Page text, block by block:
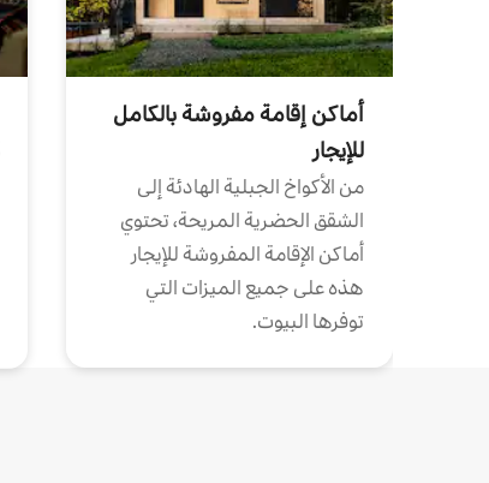
أماكن إقامة مفروشة بالكامل
للإيجار
من الأكواخ الجبلية الهادئة إلى
الشقق الحضرية المريحة، تحتوي
أماكن الإقامة المفروشة للإيجار
هذه على جميع الميزات التي
توفرها البيوت.